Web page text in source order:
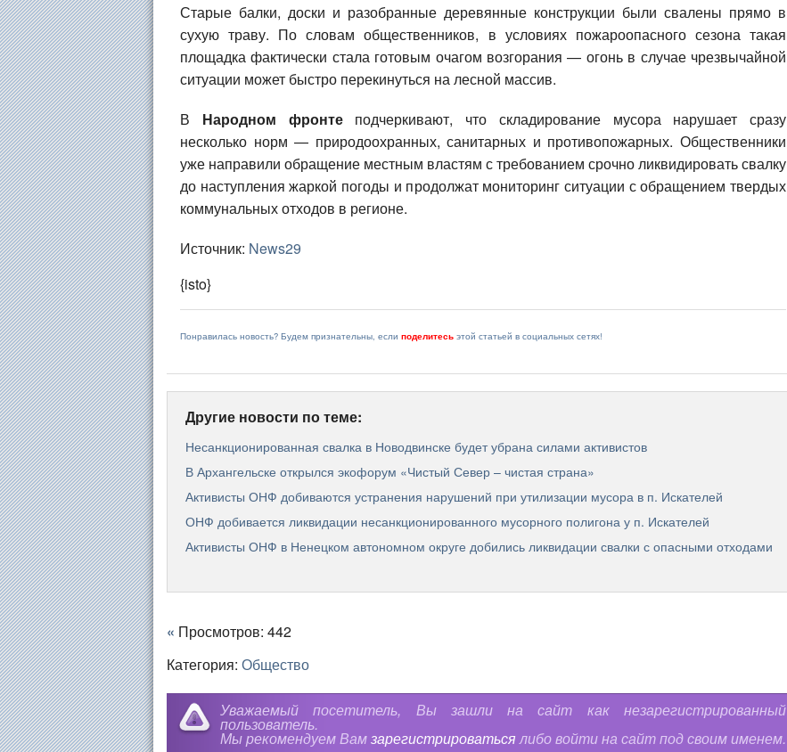
Старые балки, доски и разобранные деревянные конструкции были свалены прямо в
сухую траву. По словам общественников, в условиях пожароопасного сезона такая
площадка фактически стала готовым очагом возгорания — огонь в случае чрезвычайной
ситуации может быстро перекинуться на лесной массив.
В Народном фронтеподчеркивают, что складирование мусора нарушает сразу
несколько норм — природоохранных, санитарных и противопожарных. Общественники
уже направили обращение местным властям с требованием срочно ликвидировать свалку
до наступления жаркой погоды и продолжат мониторинг ситуации с обращением твердых
коммунальных отходов в регионе.
Источник: News29
{isto}
Понравилась новость? Будем признательны, если поделитесь этой статьей в социальных сетях!
Другие новости по теме:
Несанкционированная свалка в Новодвинске будет убрана силами активистов
В Архангельске открылся экофорум «Чистый Север – чистая страна»
Активисты ОНФ добиваются устранения нарушений при утилизации мусора в п. Искателей
ОНФ добивается ликвидации несанкционированного мусорного полигона у п. Искателей
Активисты ОНФ в Ненецком автономном округе добились ликвидации свалки с опасными отходами
« Просмотров: 442
Категория: Общество
Уважаемый посетитель, Вы зашли на сайт как незарегистрированный
пользователь.
Мы рекомендуем Вамзарегистрироватьсялибо войти на сайт под своим именем.